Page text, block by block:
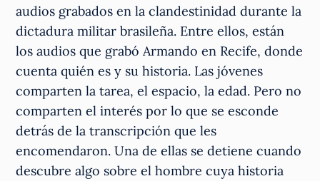
audios grabados en la clandestinidad durante la
dictadura militar brasileña. Entre ellos, están
los audios que grabó Armando en Recife, donde
cuenta quién es y su historia. Las jóvenes
comparten la tarea, el espacio, la edad. Pero no
comparten el interés por lo que se esconde
detrás de la transcripción que les
encomendaron. Una de ellas se detiene cuando
descubre algo sobre el hombre cuya historia